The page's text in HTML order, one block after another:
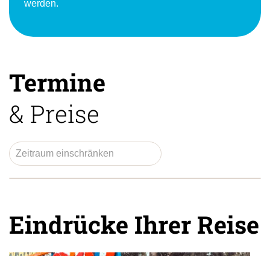
Sozialprojekte
Termine
& Preise
Eindrücke Ihrer Reise